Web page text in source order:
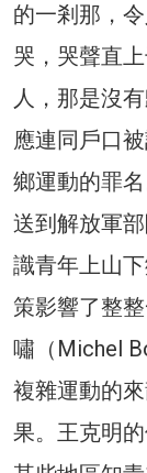
的一剎那，
哭，哭聲直
人，那是沒
應連同戶口
鄉運動的罪
送到解放軍
識青年上山
策影響了整
嘯（Michel
複雜運動的
果。王克明